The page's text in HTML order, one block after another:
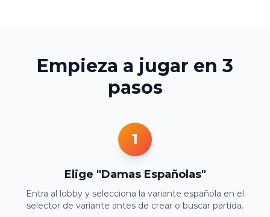
Empieza a jugar en 3
pasos
1
Elige "Damas Españolas"
Entra al lobby y selecciona la variante española en el
selector de variante antes de crear o buscar partida.